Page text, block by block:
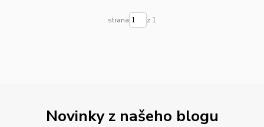
strana z 1
Novinky z našeho blogu